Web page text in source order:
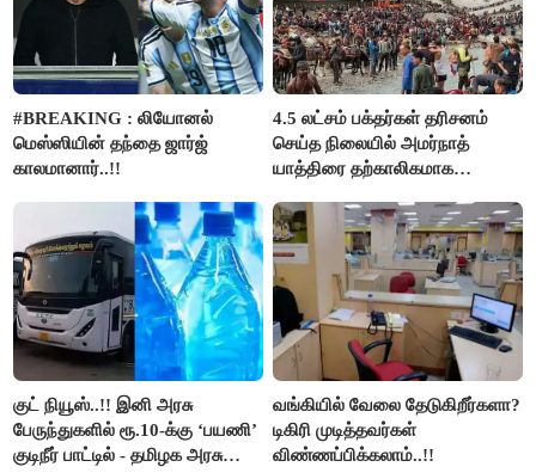
#BREAKING : லியோனல்
மெஸ்ஸியின் தந்தை ஜார்ஜ்
காலமானார்..!!
4.5 லட்சம் பக்தர்கள் தரிசனம்
செய்த நிலையில் அமர்நாத்
யாத்திரை தற்காலிகமாக
குட் நியூஸ்..!! இனி அரசு
பேருந்துகளில் ரூ.10-க்கு ‘பயணி’
குடிநீர் பாட்டில் - தமிழக அரசு
வங்கியில் வேலை தேடுகிறீர்களா?
டிகிரி முடித்தவர்கள்
விண்ணப்பிக்கலாம்..!!